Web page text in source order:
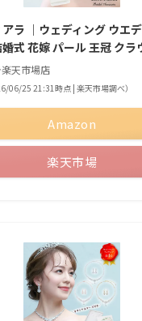
ラ ｜ウェディング ウエ
式 花嫁 パール 王冠 クラ
天市場店
06/25 21:31時点 | 楽天市場調べ）
Amazon
楽天市場